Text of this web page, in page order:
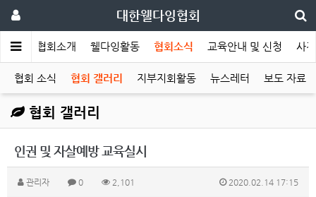
대한웰다잉협회
메인 협회소개 웰다잉활동 협회소식 교육안내 및 신청 사
협회 소식 협회 갤러리 지부지회활동 뉴스레터 보도 자료
협회 갤러리
인권 및 자살예방 교육실시
관리자 0 2,101 2020.02.14 17:15